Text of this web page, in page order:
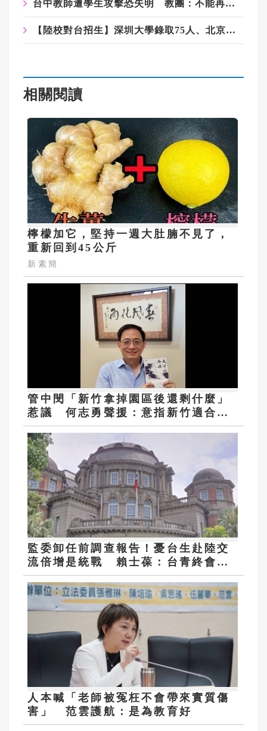
台中教師遭學生攻擊恐失明 教團：不能再讓老師用肉身擋危險
【陸校對台招生】深圳大學錄取75人、北京郵電大學錄取雄中、建中、中一中生
相關閱讀
檸檬加它，堅持一週大肚腩不見了，
重新回到45公斤
新素簡
管中閔「新竹拿掉園區後還剩什麼」
惹議 何志勇聲援：意指新竹適合創
新
監委卸任前調查報告！憂台生赴陸交
流倍增是統戰 賴士葆：台青終會認
清台獨手段
人本喊「老師被冤枉不會帶來實質傷
害」 范雲護航：是為教育好